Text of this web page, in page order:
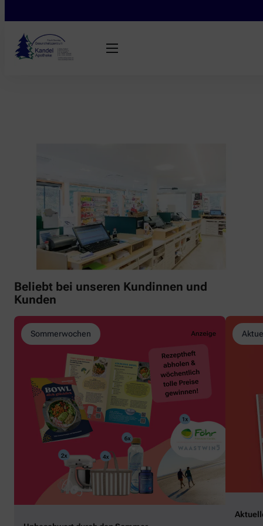
Beliebt bei unseren Kundinnen und
Kunden
Sommerwochen